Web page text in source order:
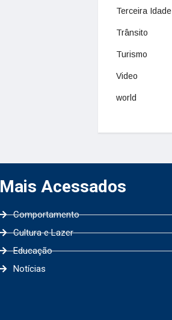
Terceira Idade
Trânsito
Turismo
Video
world
Mais Acessados
Comportamento
Cultura e Lazer
Educação
Notícias